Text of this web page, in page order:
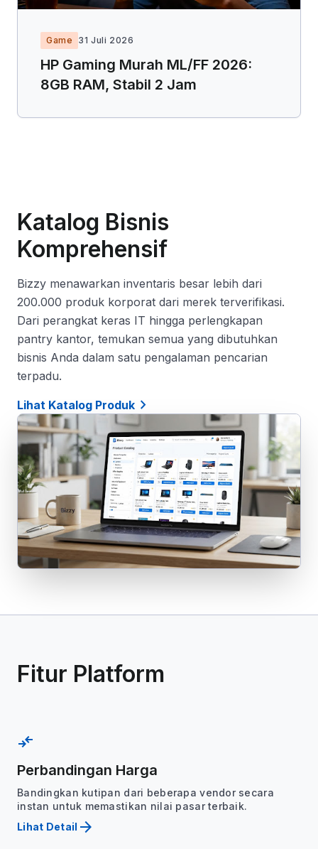
Game 31 Juli 2026
HP Gaming Murah ML/FF 2026:
8GB RAM, Stabil 2 Jam
Katalog Bisnis
Komprehensif
Bizzy menawarkan inventaris besar lebih dari
200.000 produk korporat dari merek terverifikasi.
Dari perangkat keras IT hingga perlengkapan
pantry kantor, temukan semua yang dibutuhkan
bisnis Anda dalam satu pengalaman pencarian
terpadu.
Lihat Katalog Produk chevron_right
Fitur Platform
compare_arrows
Perbandingan Harga
Bandingkan kutipan dari beberapa vendor secara
instan untuk memastikan nilai pasar terbaik.
Lihat Detail arrow_forward